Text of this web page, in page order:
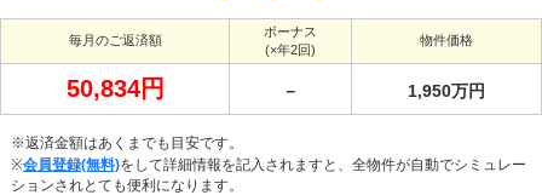
毎月のご返済額
ボーナス
(×年2回)
物件価格
50,834円 － 1,950万円
※返済金額はあくまでも目安です。
※会員登録(無料)をして詳細情報を記入されますと、全物件が自動でシミュレー
ションされとても便利になります。